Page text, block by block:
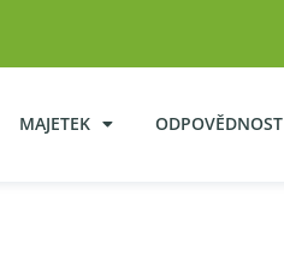
MAJETEK ODPOVĚDNOST